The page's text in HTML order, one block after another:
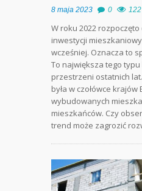
8 maja 2023 0 122
W roku 2022 rozpoczęto
inwestycji
wcześniej. Oznacza to
To największa tego
przestrzeni ostatnich
była w czołówce
wybudowanych
mieszkańców. Czy
trend może zagrozić